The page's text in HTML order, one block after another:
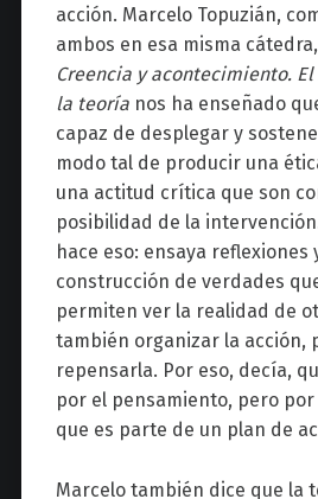
acción. Marcelo Topuzián,
ambos en esa misma
Creencia y acontecimiento.
la teoría nos ha enseñado
capaz de desplegar y
modo tal de producir una
una actitud crítica que son
posibilidad de la
hace eso: ensaya reflexiones
construcción de verdades
permiten ver la realidad de
también organizar la acción,
repensarla. Por eso, decía,
por el pensamiento, pero
que es parte de un plan de
Marcelo también dice que la